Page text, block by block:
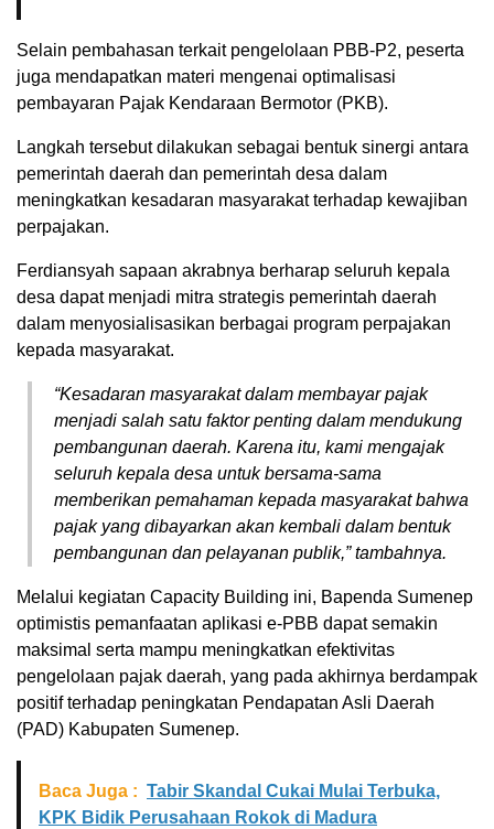
Selain pembahasan terkait pengelolaan PBB-P2, peserta
juga mendapatkan materi mengenai optimalisasi
pembayaran Pajak Kendaraan Bermotor (PKB).
Langkah tersebut dilakukan sebagai bentuk sinergi antara
pemerintah daerah dan pemerintah desa dalam
meningkatkan kesadaran masyarakat terhadap kewajiban
perpajakan.
Ferdiansyah sapaan akrabnya berharap seluruh kepala
desa dapat menjadi mitra strategis pemerintah daerah
dalam menyosialisasikan berbagai program perpajakan
kepada masyarakat.
“Kesadaran masyarakat dalam membayar pajak
menjadi salah satu faktor penting dalam mendukung
pembangunan daerah. Karena itu, kami mengajak
seluruh kepala desa untuk bersama-sama
memberikan pemahaman kepada masyarakat bahwa
pajak yang dibayarkan akan kembali dalam bentuk
pembangunan dan pelayanan publik,” tambahnya.
Melalui kegiatan Capacity Building ini, Bapenda Sumenep
optimistis pemanfaatan aplikasi e-PBB dapat semakin
maksimal serta mampu meningkatkan efektivitas
pengelolaan pajak daerah, yang pada akhirnya berdampak
positif terhadap peningkatan Pendapatan Asli Daerah
(PAD) Kabupaten Sumenep.
Baca Juga : Tabir Skandal Cukai Mulai Terbuka,
KPK Bidik Perusahaan Rokok di Madura